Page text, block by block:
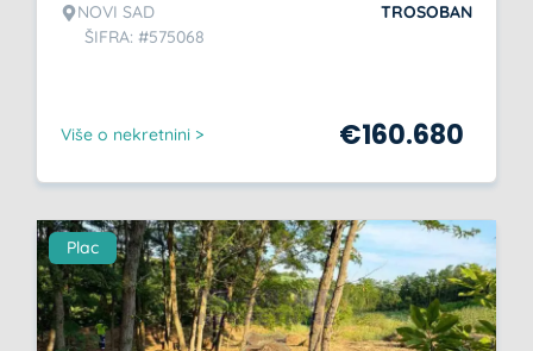
NOVI SAD
ŠIFRA: #575068
TROSOBAN
Više o nekretnini > €160.680
Plac